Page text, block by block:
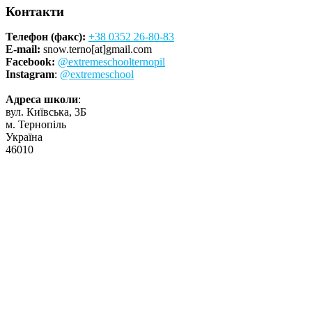
Контакти
Телефон (факс): +38 0352 26-80-83
E-mail: snow.terno[at]gmail.com
Facebook: @extremeschoolternopil
Instagram: @extremeschool
Адреса школи:
вул. Київська, 3Б
м. Тернопіль
Україна
46010